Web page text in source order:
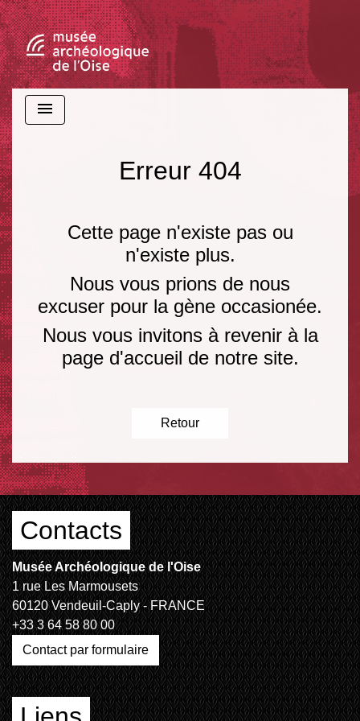
menu
Erreur 404
Cette page n'existe pas ou
n'existe plus.
Nous vous prions de nous
excuser pour la gène occasionée.
Nous vous invitons à revenir à la
page d'accueil de notre site.
Retour
Contacts
Musée Archéologique de l'Oise
1 rue Les Marmousets
60120 Vendeuil-Caply - FRANCE
+33 3 64 58 80 00
Contact par formulaire